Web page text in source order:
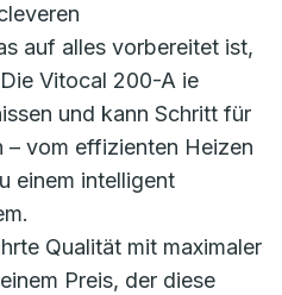
auf alles vorbereitet ist,
Vitocal 200-A ie
und kann Schritt für
vom effizienten Heizen
einem intelligent
Qualität mit maximaler
Preis, der diese